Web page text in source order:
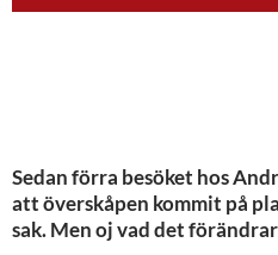
Sedan förra besöket hos
att överskåpen kommit på
sak. Men oj vad det